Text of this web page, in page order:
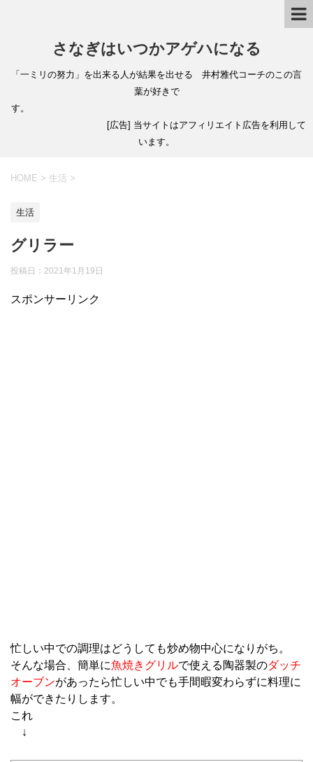
さなぎはいつかアゲハになる
「一ミリの努力」を出来る人が結果を出せる 井村雅代コーチのこの言
葉が好きで
す。
[広告] 当サイトはアフィリエイト広告を利用して
います。
HOME > 生活 >
生活
グリラー
投稿日： 2021年1月19日
スポンサーリンク
忙しい中での調理はどうしても炒め物中心になりがち。
そんな場合、簡単に魚焼きグリルで使える陶器製のダッチ
オーブンがあったら忙しい中でも手間暇変わらずに料理に
幅ができたりします。
これ
↓